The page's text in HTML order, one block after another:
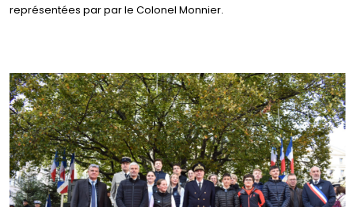
représentées par par le Colonel Monnier.